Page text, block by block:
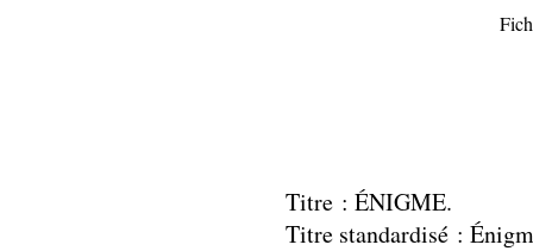
Titre : ÉNIGME.
Titre standardisé :